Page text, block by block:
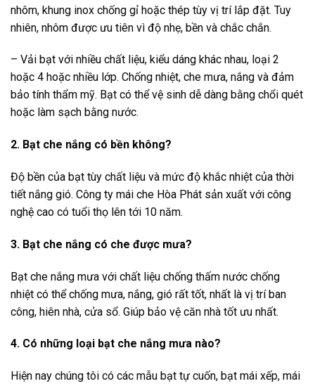
nhôm, khung inox chống gỉ hoặc thép tùy vị trí lắp đặt. Tuy
nhiên, nhôm được ưu tiên vì độ nhẹ, bền và chắc chắn.
– Vải bạt với nhiều chất liệu, kiểu dáng khác nhau, loại 2
hoặc 4 hoặc nhiều lớp. Chống nhiệt, che mưa, nắng và đảm
bảo tính thẩm mỹ. Bạt có thể vệ sinh dễ dàng bằng chổi quét
hoặc làm sạch bằng nước.
2. Bạt che nắng có bền không?
Độ bền của bạt tùy chất liệu và mức độ khắc nhiệt của thời
tiết nắng gió. Công ty mái che Hòa Phát sản xuất với công
nghệ cao có tuổi thọ lên tới 10 năm.
3. Bạt che nắng có che được mưa?
Bạt che nắng mưa với chất liệu chống thấm nước chống
nhiệt có thể chống mưa, nắng, gió rất tốt, nhất là vị trí ban
công, hiên nhà, cửa sổ. Giúp bảo vệ căn nhà tốt ưu nhất.
4. Có những loại bạt che nắng mưa nào?
Hiện nay chúng tôi có các mẫu bạt tự cuốn, bạt mái xếp, mái